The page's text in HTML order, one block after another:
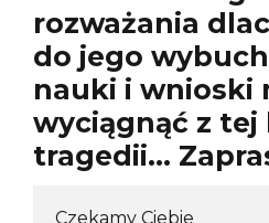
rozważania
do jego
nauki i wnioski
wyciągnąć z tej
tragedii…
Czekamy Ciebie